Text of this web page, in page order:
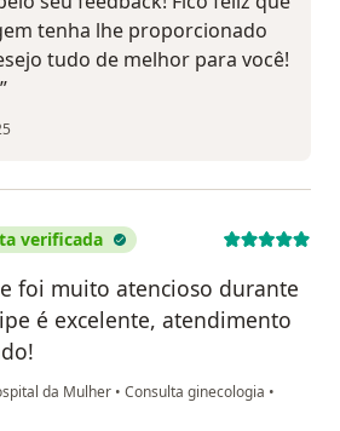
tenha lhe proporcionado
tudo de melhor para você!
verificada
foi muito atencioso durante
é excelente, atendimento
da Mulher • Consulta ginecologia •